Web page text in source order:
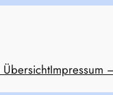
Impressum